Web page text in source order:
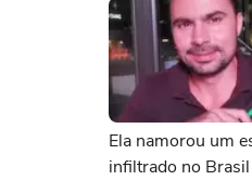
Ela namorou um
infiltrado no